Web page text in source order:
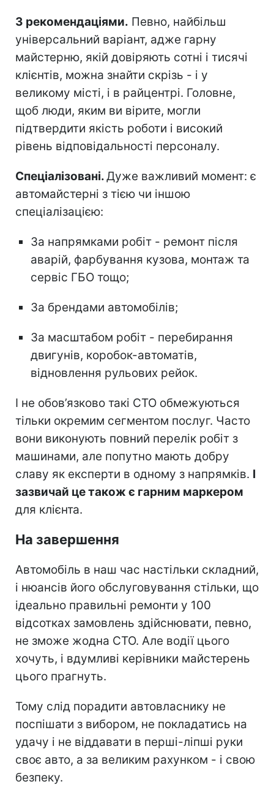
З рекомендаціями. Певно, найбільш
універсальний варіант, адже гарну
майстерню, якій довіряють сотні і тисячі
клієнтів, можна знайти скрізь - і у
великому місті, і в райцентрі. Головне,
щоб люди, яким ви вірите, могли
підтвердити якість роботи і високий
рівень відповідальності персоналу.
Спеціалізовані.Дуже важливий момент: є
автомайстерні з тією чи іншою
спеціалізацією:
За напрямками робіт - ремонт після
аварій, фарбування кузова, монтаж та
сервіс ГБО тощо;
За брендами автомобілів;
За масштабом робіт - перебирання
двигунів, коробок-автоматів,
відновлення рульових рейок.
І не обов’язково такі СТО обмежуються
тільки окремим сегментом послуг. Часто
вони виконують повний перелік робіт з
машинами, але попутно мають добру
славу як експерти в одному з напрямків. І
зазвичай це також є гарним маркером
для клієнта.
На завершення
Автомобіль в наш час настільки складний,
і нюансів його обслуговування стільки, що
ідеально правильні ремонти у 100
відсотках замовлень здійснювати, певно,
не зможе жодна СТО. Але водії цього
хочуть, і вдумливі керівники майстерень
цього прагнуть.
Тому слід порадити автовласнику не
поспішати з вибором, не покладатись на
удачу і не віддавати в перші-ліпші руки
своє авто, а за великим рахунком - і свою
безпеку.